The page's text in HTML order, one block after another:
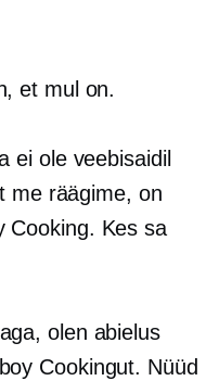
et mul on.
ei ole veebisaidil
me räägime, on
Cooking. Kes sa
olen abielus
Cookingut. Nüüd